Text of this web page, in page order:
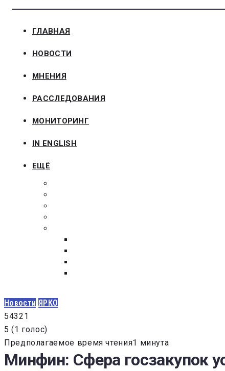
ГЛАВНАЯ
НОВОСТИ
МНЕНИЯ
РАССЛЕДОВАНИЯ
МОНИТОРИНГ
IN ENGLISH
ЕЩЁ
Новости ЯРКО
54321
5 (1 голос)
Предполагаемое время чтения1 минута
Минфин: Сфера госзакупок